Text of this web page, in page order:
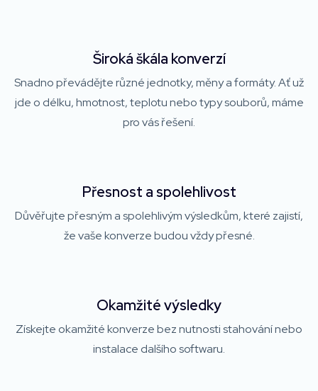
Široká škála konverzí
Snadno převádějte různé jednotky, měny a formáty. Ať už
jde o délku, hmotnost, teplotu nebo typy souborů, máme
pro vás řešení.
Přesnost a spolehlivost
Důvěřujte přesným a spolehlivým výsledkům, které zajistí,
že vaše konverze budou vždy přesné.
Okamžité výsledky
Získejte okamžité konverze bez nutnosti stahování nebo
instalace dalšího softwaru.